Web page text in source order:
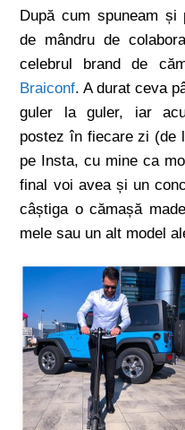
După cum spuneam și
de mândru de
celebrul brand de
Braiconf. A durat ceva
guler la guler, iar
postez în fiecare zi (de
pe Insta, cu mine ca
final voi avea și un
câștiga o cămașă
mele sau un alt model